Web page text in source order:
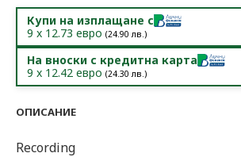
Купи на изплащане с
9 x 12.73 евро (24.90 лв.)
На вноски с кредитна карта
9 x 12.42 евро (24.30 лв.)
ОПИСАНИЕ
Recording